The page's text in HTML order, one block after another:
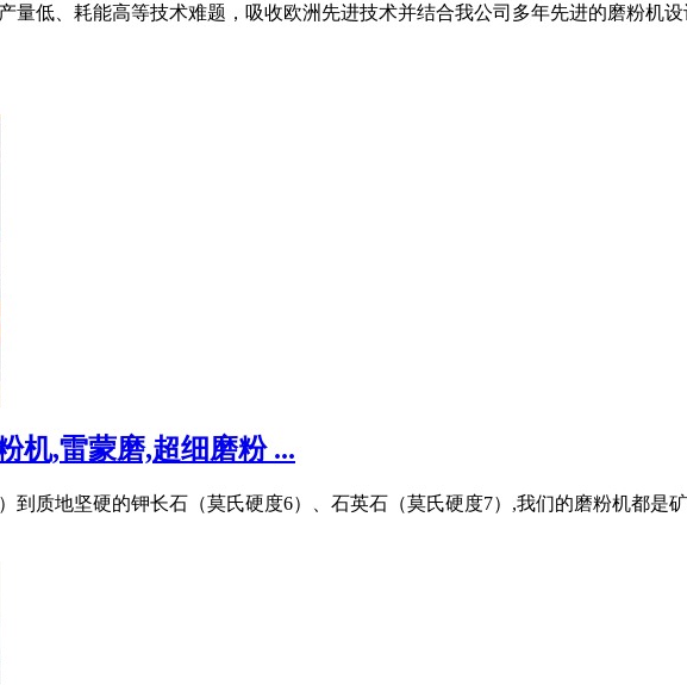
量低、耗能高等技术难题，吸收欧洲先进技术并结合我公司多年先进的磨粉机
机,雷蒙磨,超细磨粉 ...
到质地坚硬的钾长石（莫氏硬度6）、石英石（莫氏硬度7）,我们的磨粉机都是